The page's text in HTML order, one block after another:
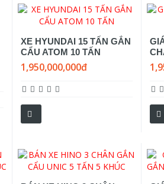
XE HYUNDAI 15 TẤN GẮN
CẨU ATOM 10 TẤN
1,950,000,000đ